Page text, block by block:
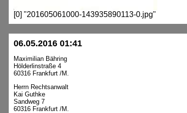
[0] "201605061000-143935890113-0.jpg"
06.05.2016 01:41
Maximilian Bähring
Hölderlinstraße 4
60316 Frankfurt /M.
Herrn Rechtsanwalt
Kai Guthke
Sandweg 7
60316 Frankfurt /M.